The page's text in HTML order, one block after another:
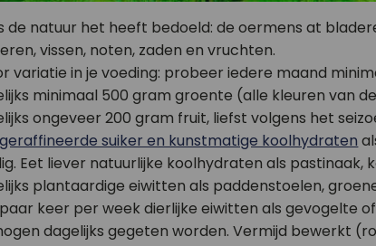
de natuur het heeft bedoeld: de oermens at
vissen, noten, zaden en vruchten.
variatie in je voeding: probeer iedere maand
minimaal 500 gram groente (alle kleuren van
ongeveer 200 gram fruit, liefst volgens het
geraffineerde suiker en kunstmatige koolhydraten
Eet liever natuurlijke koolhydraten als pastinaak,
plantaardige eiwitten als paddenstoelen,
keer per week dierlijke eiwitten als gevogelte of
dagelijks gegeten worden. Vermijd bewerkt